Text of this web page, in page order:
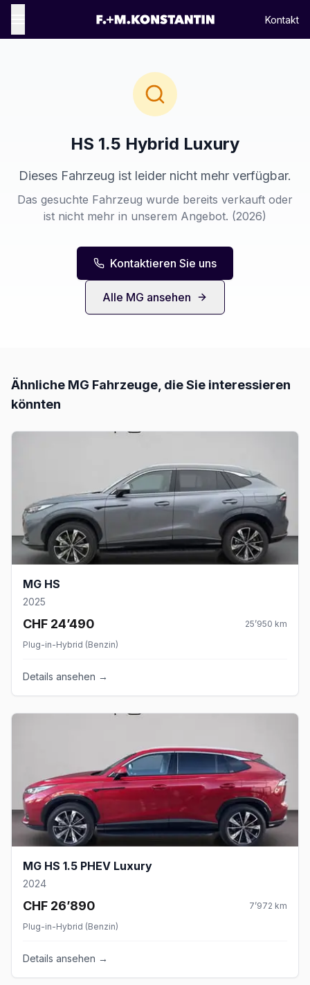
Kontakt
HS 1.5 Hybrid Luxury
Dieses Fahrzeug ist leider nicht mehr verfügbar.
Das gesuchte Fahrzeug wurde bereits verkauft oder
ist nicht mehr in unserem Angebot. (2026)
Kontaktieren Sie uns
Alle MG ansehen
Ähnliche MG Fahrzeuge, die Sie interessieren
könnten
MG HS
2025
CHF 24’490 25’950 km
Plug-in-Hybrid (Benzin)
Details ansehen →
MG HS 1.5 PHEV Luxury
2024
CHF 26’890 7’972 km
Plug-in-Hybrid (Benzin)
Details ansehen →